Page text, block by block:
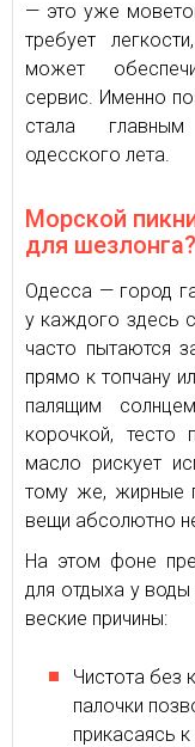
— это уже
требует
может
сервис. Именно
стала главным
одесского лета.
Морской
для шезлонга?
Одесса — город
у каждого здесь
часто пытаются
прямо к топчану
палящим
корочкой, тесто
масло рискует
тому же, жирные
вещи абсолютно
На этом фоне
для отдыха у воды
веские причины:
Чистота без
палочки
прикасаясь